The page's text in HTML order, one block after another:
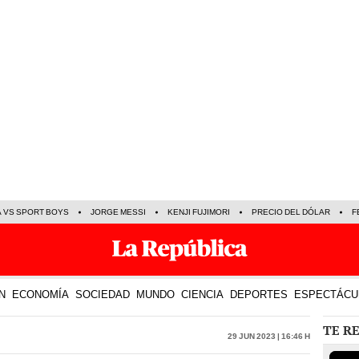
VS SPORT BOYS JORGE MESSI KENJI FUJIMORI PRECIO DEL DÓLAR
ECONOMÍA SOCIEDAD MUNDO CIENCIA DEPORTES
29 Jun 2023 | 16:46 h TE